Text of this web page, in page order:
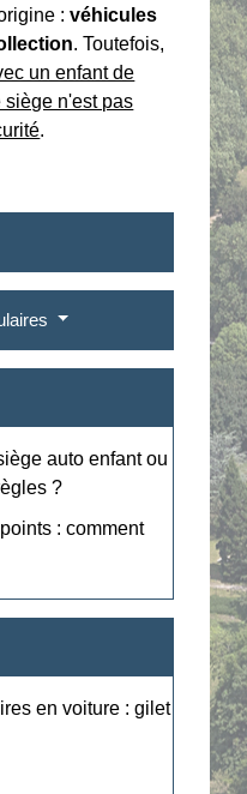
:véhicules
. Toutefois,
un enfant de
siège n'est pas
.
auto enfant ou
?
: comment
en voiture : gilet